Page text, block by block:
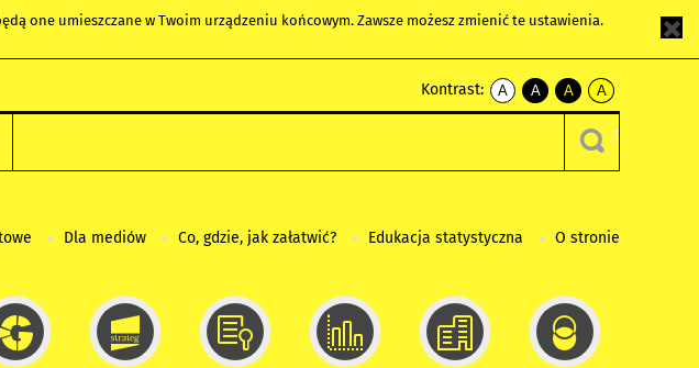
one umieszczane w Twoim urządzeniu końcowym. Zawsze możesz zmienić te ustawienia.
Kontrast:
A
kontrast
A
kontrast
czarnym
A
kontrast
żółty
tekst
czarnym
A
kontrast
czarny
tekst
żółtym
Dla mediów Co, gdzie, jak załatwić? Edukacja statystyczna O stronie